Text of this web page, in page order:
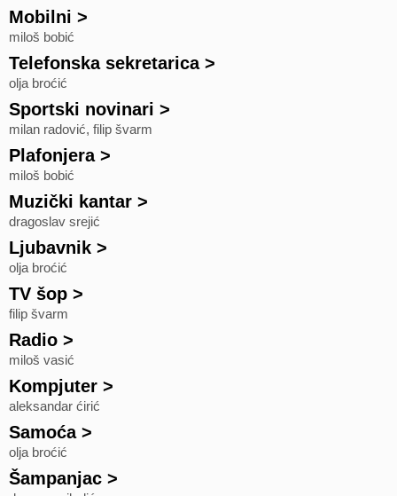
Mobilni >
miloš bobić
Telefonska sekretarica>
olja broćić
Sportski novinari >
milan radović, filip švarm
Plafonjera>
miloš bobić
Muzički kantar >
dragoslav srejić
Ljubavnik >
olja broćić
TV šop >
filip švarm
Radio >
miloš vasić
Kompjuter >
aleksandar ćirić
Samoća>
olja broćić
Šampanjac >